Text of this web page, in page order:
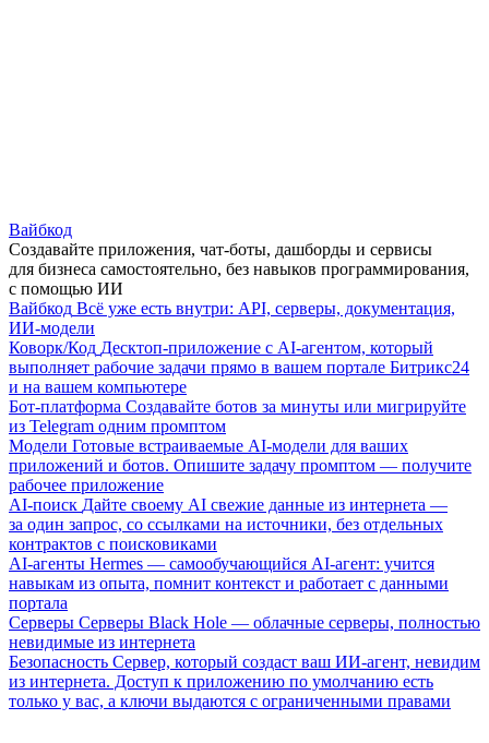
Вайбкод
Создавайте приложения, чат-боты, дашборды и сервисы
для бизнеса самостоятельно, без навыков программирования,
с помощью ИИ
Вайбкод Всё уже есть внутри: API, серверы, документация,
ИИ-модели
Коворк/Код Десктоп-приложение с AI-агентом, который
выполняет рабочие задачи прямо в вашем портале Битрикс24
и на вашем компьютере
Бот-платформа Создавайте ботов за минуты или мигрируйте
из Telegram одним промптом
Модели Готовые встраиваемые AI-модели для ваших
приложений и ботов. Опишите задачу промптом — получите
рабочее приложение
AI-поиск Дайте своему AI свежие данные из интернета —
за один запрос, со ссылками на источники, без отдельных
контрактов с поисковиками
AI-агенты Hermes — самообучающийся AI-агент: учится
навыкам из опыта, помнит контекст и работает с данными
портала
Серверы Серверы Black Hole — облачные серверы, полностью
невидимые из интернета
Безопасность Сервер, который создаст ваш ИИ-агент, невидим
из интернета. Доступ к приложению по умолчанию есть
только у вас, а ключи выдаются с ограниченными правами